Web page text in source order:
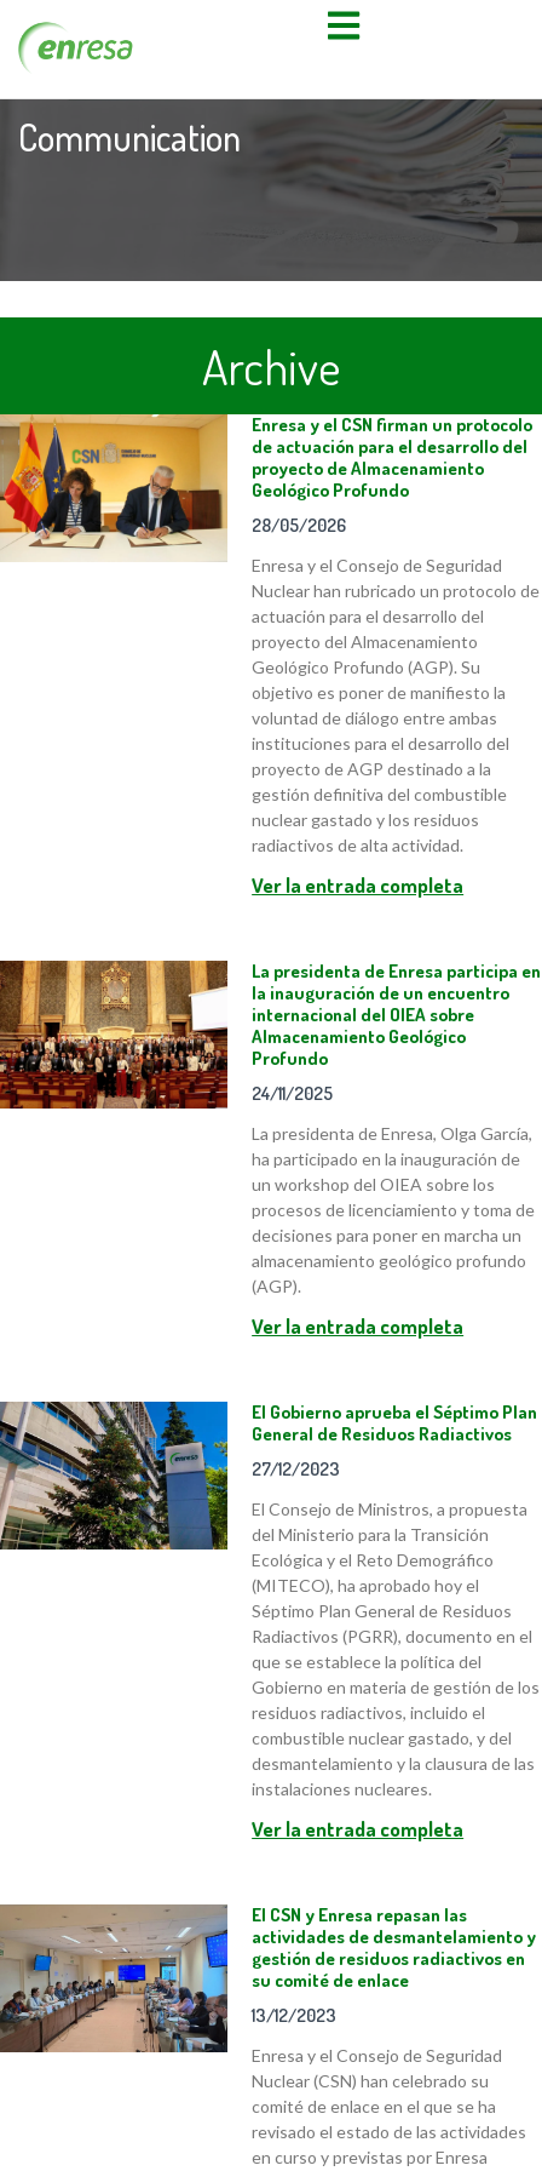
Communication
Archive
Enresa y el CSN firman un protocolo
de actuación para el desarrollo del
proyecto de Almacenamiento
Geológico Profundo
28/05/2026
Enresa y el Consejo de Seguridad
Nuclear han rubricado un protocolo de
actuación para el desarrollo del
proyecto del Almacenamiento
Geológico Profundo (AGP). Su
objetivo es poner de manifiesto la
voluntad de diálogo entre ambas
instituciones para el desarrollo del
proyecto de AGP destinado a la
gestión definitiva del combustible
nuclear gastado y los residuos
radiactivos de alta actividad.
Ver la entrada completa
La presidenta de Enresa participa en
la inauguración de un encuentro
internacional del OIEA sobre
Almacenamiento Geológico
Profundo
24/11/2025
La presidenta de Enresa, Olga García,
ha participado en la inauguración de
un workshop del OIEA sobre los
procesos de licenciamiento y toma de
decisiones para poner en marcha un
almacenamiento geológico profundo
(AGP).
Ver la entrada completa
El Gobierno aprueba el Séptimo Plan
General de Residuos Radiactivos
27/12/2023
El Consejo de Ministros, a propuesta
del Ministerio para la Transición
Ecológica y el Reto Demográfico
(MITECO), ha aprobado hoy el
Séptimo Plan General de Residuos
Radiactivos (PGRR), documento en el
que se establece la política del
Gobierno en materia de gestión de los
residuos radiactivos, incluido el
combustible nuclear gastado, y del
desmantelamiento y la clausura de las
instalaciones nucleares.
Ver la entrada completa
El CSN y Enresa repasan las
actividades de desmantelamiento y
gestión de residuos radiactivos en
su comité de enlace
13/12/2023
Enresa y el Consejo de Seguridad
Nuclear (CSN) han celebrado su
comité de enlace en el que se ha
revisado el estado de las actividades
en curso y previstas por Enresa